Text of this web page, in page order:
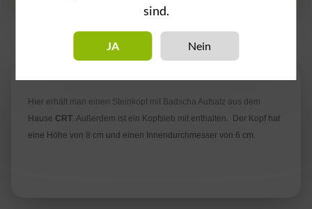
Beschreibung
Hier erhält man einen Steinkopf mit Badscha Aufsatz aus dem
Hause CRT. Außerdem ist ein Kopfsieb mit enthalten. Der Kopf hat
eine Höhe von 8 cm und einen Innendurchmesser von 6 cm.
sind.
JA Nein